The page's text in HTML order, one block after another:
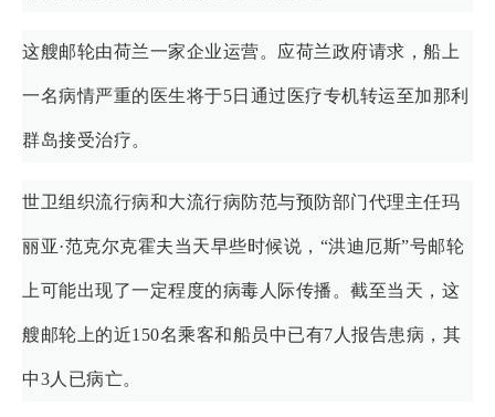
这艘邮轮由荷兰一家企业运营。应荷兰政府请求，船上
一名病情严重的医生将于5日通过医疗专机转运至加那利
群岛接受治疗。
世卫组织流行病和大流行病防范与预防部门代理主任玛
丽亚·范克尔克霍夫当天早些时候说，“洪迪厄斯”号邮轮
上可能出现了一定程度的病毒人际传播。截至当天，这
艘邮轮上的近150名乘客和船员中已有7人报告患病，其
中3人已病亡。